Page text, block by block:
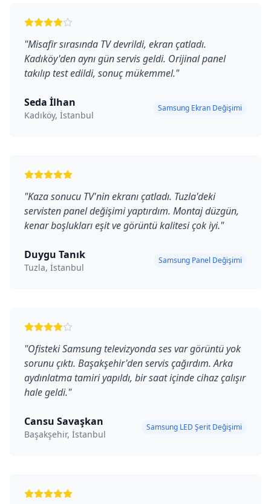
"Misafir sırasında TV devrildi, ekran çatladı.
Kadıköy'den aynı gün servis geldi. Orijinal panel
takılıp test edildi, sonuç mükemmel."
Seda İlhan
Kadıköy, İstanbul
Samsung Ekran Değişimi
"Kaza sonucu TV'nin ekranı çatladı. Tuzla'deki
servisten panel değişimi yaptırdım. Montaj düzgün,
kenar boşlukları eşit ve görüntü kalitesi çok iyi."
Duygu Tanık
Tuzla, İstanbul
Samsung Panel Değişimi
"Ofisteki Samsung televizyonda ses var görüntü yok
sorunu çıktı. Başakşehir'den servis çağırdım. Arka
aydınlatma tamiri yapıldı, bir saat içinde cihaz çalışır
hale geldi."
Cansu Savaşkan
Başakşehir, İstanbul
Samsung LED Şerit Değişimi